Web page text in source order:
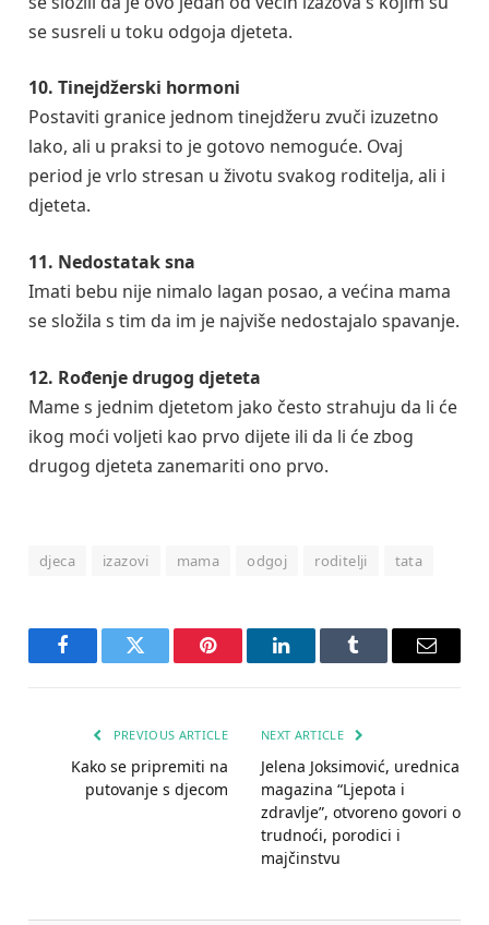
se susreli u toku odgoja djeteta.
10. Tinejdžerski hormoni
Postaviti granice jednom tinejdžeru zvuči izuzetno
lako, ali u praksi to je gotovo nemoguće. Ovaj
period je vrlo stresan u životu svakog roditelja, ali i
djeteta.
11. Nedostatak sna
Imati bebu nije nimalo lagan posao, a većina mama
se složila s tim da im je najviše nedostajalo spavanje.
12. Rođenje drugog djeteta
Mame s jednim djetetom jako često strahuju da li će
ikog moći voljeti kao prvo dijete ili da li će zbog
drugog djeteta zanemariti ono prvo.
djeca izazovi mama odgoj roditelji tata
FacebookTwitter Pinterest LinkedInTumblr Email
PREVIOUS ARTICLE
Kako se pripremiti na
putovanje s djecom
NEXT ARTICLE
Jelena Joksimović, urednica
magazina “Ljepota i
zdravlje”, otvoreno govori o
trudnoći, porodici i
majčinstvu